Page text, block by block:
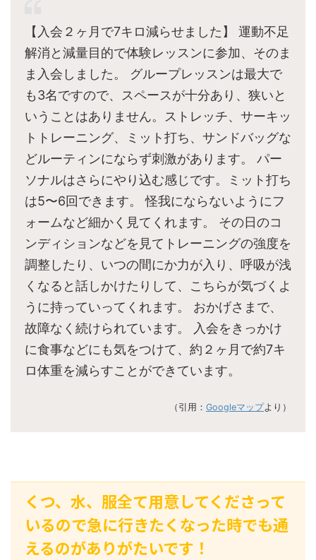
【入会２ヶ月で7キロ減らせました】 運動不足
解消と減量目的で体験レッスンに参加、そのま
ま入会しました。 グループレッスンは最大で
も3名ですので、スペースが十分あり、狭いと
いうことはありません。ストレッチ、サーキッ
トトレーニング、ミット打ち、サンドバッグな
どルーティンにならず刺激があります。 パー
ソナルはさらにやり込む感じです。ミット打ち
は5〜6回できます。 怪我にならないようにフ
ォームなど細かく見てくれます。 その日のコ
ンディションなどを見てトレーニングの強度を
調整したり、いつの間にか力が入り、呼吸が浅
くなると話しかけたりして、こちらが気づくよ
うに持っていってくれます。 おかげさまで、
故障なく続けられています。 入会をきっかけ
に食事などにも気をつけて、約２ヶ月で約7キ
ロ体重を減らすことができています。
（引用： Googleマップより）
くつ、水、服全て用意してくださって
いるので急に行きたくなった時でも通
えるのがありがたいです！